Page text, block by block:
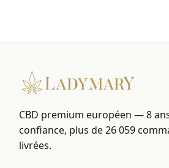
CBD premium européen — 8
confiance, plus de 26 059
livrées.